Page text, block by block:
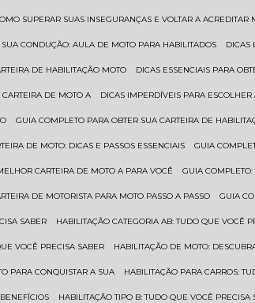
SUPERAR SUAS INSEGURANÇAS E VOLTAR A ACREDITAR
SUA CONDUÇÃO: AULA DE MOTO PARA HABILITADOS
DE HABILITAÇÃO MOTO DICAS ESSENCIAIS PARA
CARTEIRA DE MOTO A DICAS IMPERDÍVEIS PARA
GUIA COMPLETO PARA OBTER SUA CARTEIRA DE
DE MOTO: DICAS E PASSOS ESSENCIAIS GUIA
CARTEIRA DE MOTO A PARA VOCÊ GUIA
DE MOTORISTA PARA MOTO PASSO A PASSO GUIA
SABER HABILITAÇÃO CATEGORIA AB: TUDO QUE VOCÊ
VOCÊ PRECISA SABER HABILITAÇÃO DE MOTO:
PARA CONQUISTAR A SUA HABILITAÇÃO PARA CARROS:
HABILITAÇÃO TIPO B: TUDO QUE VOCÊ PRECISA